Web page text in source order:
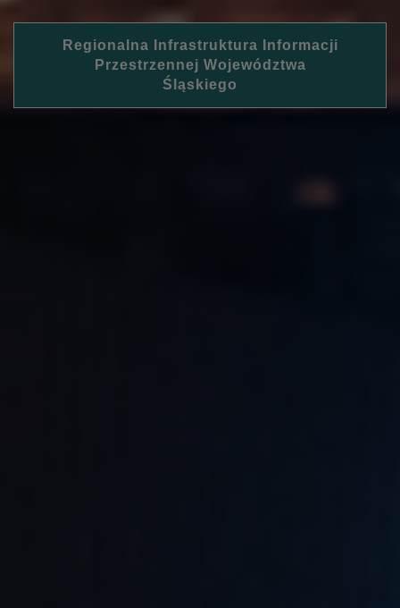
Regionalna Infrastruktura Informacji
Przestrzennej Województwa
Śląskiego